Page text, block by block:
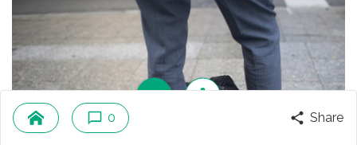
0 Share